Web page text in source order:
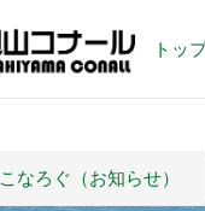
トッ
こなろぐ（お知らせ）